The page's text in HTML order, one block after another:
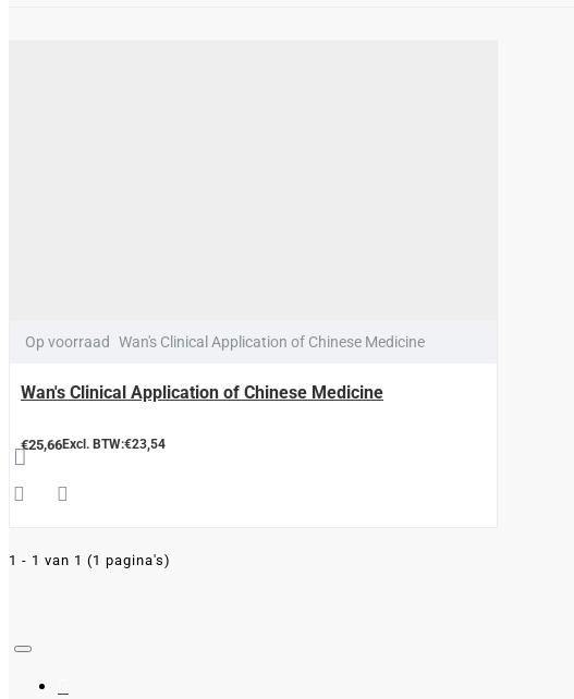
Op voorraad Wan's Clinical Application of Chinese Medicine
Wan's Clinical Application of Chinese Medicine
€25,66Excl. BTW:€23,54
1 - 1 van 1 (1 pagina's)